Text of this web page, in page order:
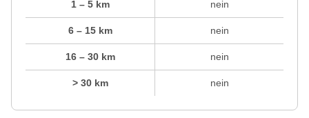
1 – 5 km
6 – 15 km
16 – 30 km
> 30 km
nein
nein
nein
nein